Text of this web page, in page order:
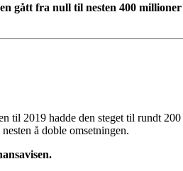
gått fra null til nesten 400
til 2019 hadde den steget til rundt
å doble omsetningen.